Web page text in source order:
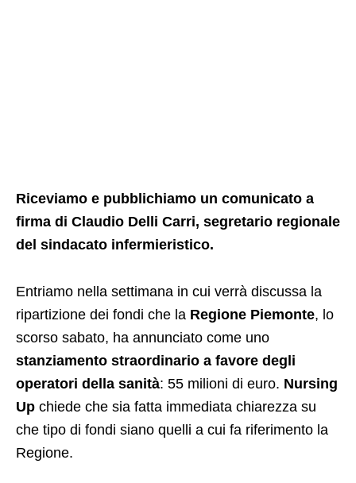
Riceviamo e pubblichiamo un comunicato a
firma di Claudio Delli Carri, segretario regionale
del sindacato infermieristico.
Entriamo nella settimana in cui verrà discussa la
ripartizione dei fondi che la Regione Piemonte, lo
scorso sabato, ha annunciato come uno
stanziamento straordinario a favore degli
operatori della sanità: 55 milioni di euro. Nursing
Up chiede che sia fatta immediata chiarezza su
che tipo di fondi siano quelli a cui fa riferimento la
Regione.